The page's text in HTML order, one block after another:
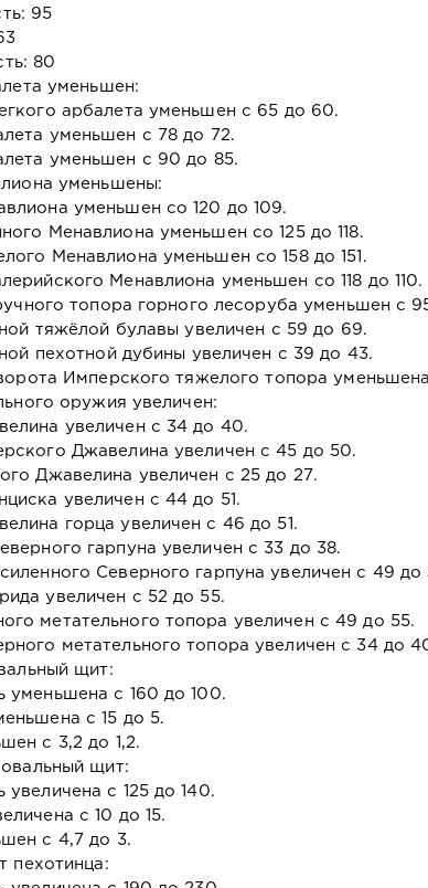
95
80
уменьшен:
арбалета уменьшен с 65 до 60.
уменьшен с 78 до 72.
уменьшен с 90 до 85.
уменьшены:
уменьшен со 120 до 109.
Менавлиона уменьшен со 125 до 118.
Менавлиона уменьшен со 158 до 151.
Менавлиона уменьшен со 118 до 110.
топора горного лесоруба уменьшен с
тяжёлой булавы увеличен с 59 до 69.
пехотной дубины увеличен с 39 до 43.
Имперского тяжелого топора
оружия увеличен:
увеличен с 34 до 40.
Джавелина увеличен с 45 до 50.
Джавелина увеличен с 25 до 27.
увеличен с 44 до 51.
горца увеличен с 46 до 51.
гарпуна увеличен с 33 до 38.
Северного гарпуна увеличен с 49 до
увеличен с 52 до 55.
метательного топора увеличен с 49 до 55.
метательного топора увеличен с 34 до
щит:
уменьшена с 160 до 100.
с 15 до 5.
с 3,2 до 1,2.
щит:
увеличена с 125 до 140.
с 10 до 15.
с 4,7 до 3.
пехотинца: